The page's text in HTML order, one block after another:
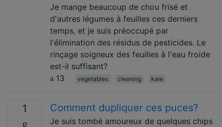
Je mange beaucoup de chou frisé et
d'autres légumes à feuilles ces derniers
temps, et je suis préoccupé par
l'élimination des résidus de pesticides. Le
rinçage soigneux des feuilles à l'eau froide
est-il suffisant?
13
vegetables cleaning kale
1 Comment dupliquer ces puces?
Je suis tombé amoureux de quelques chips